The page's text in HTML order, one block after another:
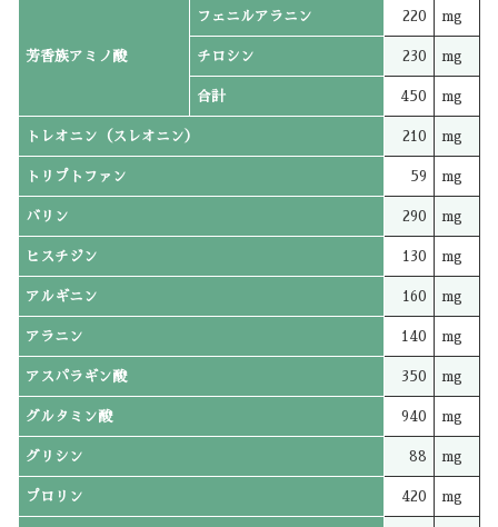
芳香族アミノ酸
フェニルアラニン 220 mg
チロシン 230 mg
合計 450 mg
トレオニン（スレオニン） 210 mg
トリプトファン 59 mg
バリン 290 mg
ヒスチジン 130 mg
アルギニン 160 mg
アラニン 140 mg
アスパラギン酸 350 mg
グルタミン酸 940 mg
グリシン 88 mg
プロリン 420 mg